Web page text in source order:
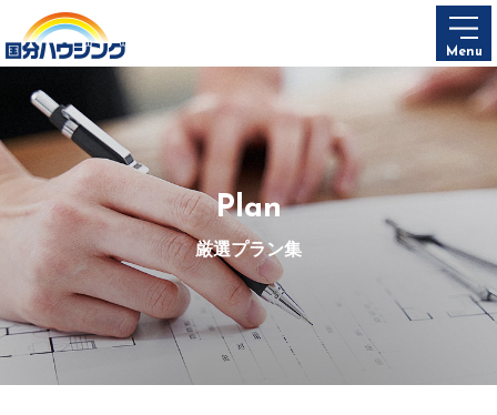
Menu
Plan
厳選プラン集